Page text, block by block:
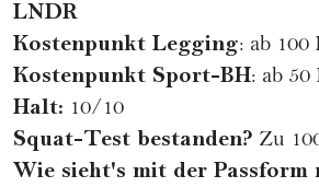
LNDR
Kostenpunkt Legging: ab 100
Kostenpunkt Sport-BH: ab 50
Halt: 10/10
Squat-Test bestanden? Zu
Wie sieht's mit der Passform